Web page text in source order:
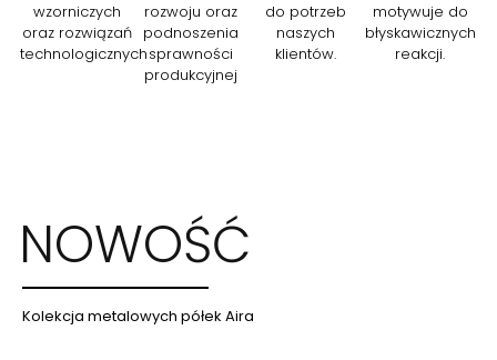
wzorniczych
oraz rozwiązań
technologicznych
rozwoju oraz
podnoszenia
sprawności
produkcyjnej
do potrzeb
naszych
klientów.
motywuje do
błyskawicznych
reakcji.
NOWOŚĆ
Kolekcja metalowych półek Aira